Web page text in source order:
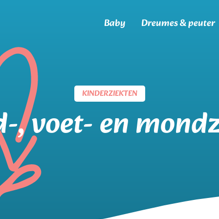
Baby Dreumes & peuter
KINDERZIEKTEN
, voet- en